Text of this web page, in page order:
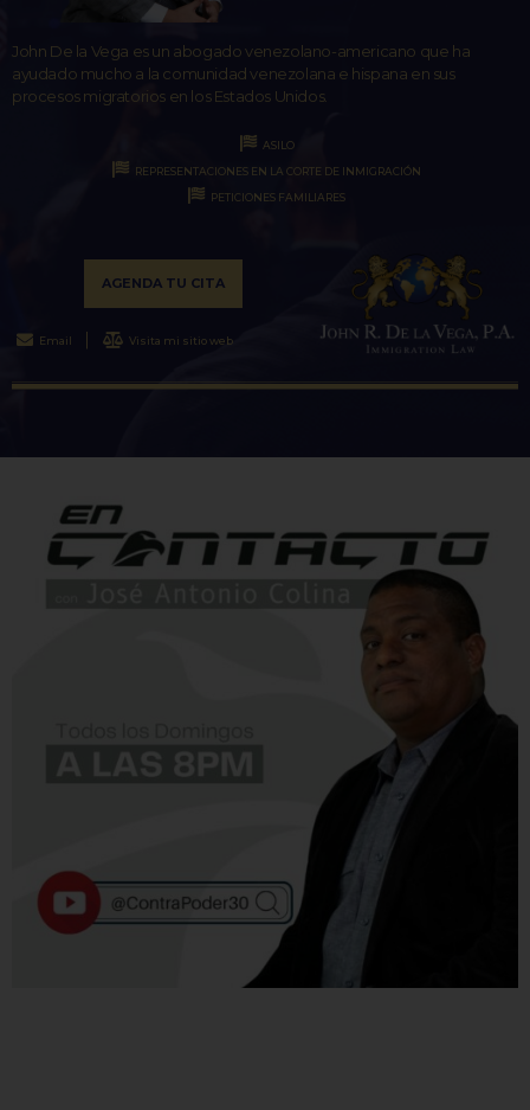
John De la Vega es un abogado venezolano-americano que ha
ayudado mucho a la comunidad venezolana e hispana en sus
procesos migratorios en los Estados Unidos.
ASILO
REPRESENTACIONES EN LA CORTE DE INMIGRACIÓN
PETICIONES FAMILIARES
AGENDA TU CITA
Email Visita mi sitio web